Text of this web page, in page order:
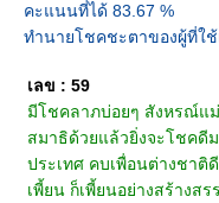
คะแนนที่ได้ 83.67 %
ทำนายโชคชะตาของผู้ที่ใช้
เลข : 59
มีโชคลาภบ่อยๆ สังหรณ์แ
สมาธิด้วยแล้วยิ่งจะโชคดี
ประเทศ คบเพื่อนต่างชาติ
เพี้ยน ก็เพี้ยนอย่างสร้างส